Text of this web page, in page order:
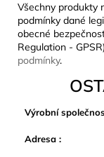
Všechny produkty
podmínky dané
obecné
Regulation -
podmínky.
Výrobní
Adresa :